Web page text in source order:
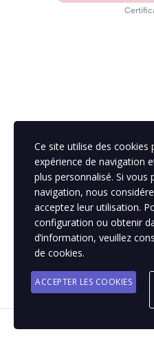
Ce site utilise des
expérience de navigation
plus personnalisé. Si vous
navigation, nous
acceptez leur utilisation.
configuration ou obtenir
d’information, veuillez
de cookies.
ACCEPTER LES COOKIES